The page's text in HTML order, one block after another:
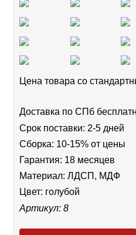
Цена товара cо
Доставка по СПб
Срок поставки: 2-5 дней
Сборка: 10-15% от цены
Гарантия: 18 месяцев
Материал: ЛДСП, МДФ
Цвет: голубой
Артикул: 8